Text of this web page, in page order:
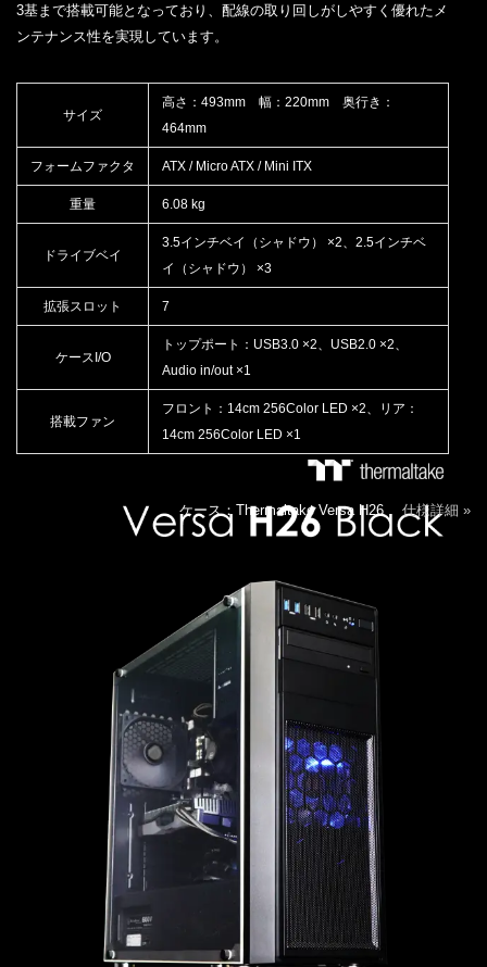
3基まで搭載可能となっており、配線の取り回しがしやすく優れたメ
ンテナンス性を実現しています。
サイズ
高さ：493mm 幅：220mm 奥行き：
464mm
フォームファクタ ATX / Micro ATX / Mini ITX
重量 6.08 kg
ドライブベイ
3.5インチベイ（シャドウ） ×2、2.5インチベ
イ（シャドウ） ×3
拡張スロット 7
ケースI/O
トップポート：USB3.0 ×2、USB2.0 ×2、
Audio in/out ×1
搭載ファン
フロント：14cm 256Color LED ×2、リア：
14cm 256Color LED ×1
ケース：Thermaltake Versa H26 仕様詳細 »